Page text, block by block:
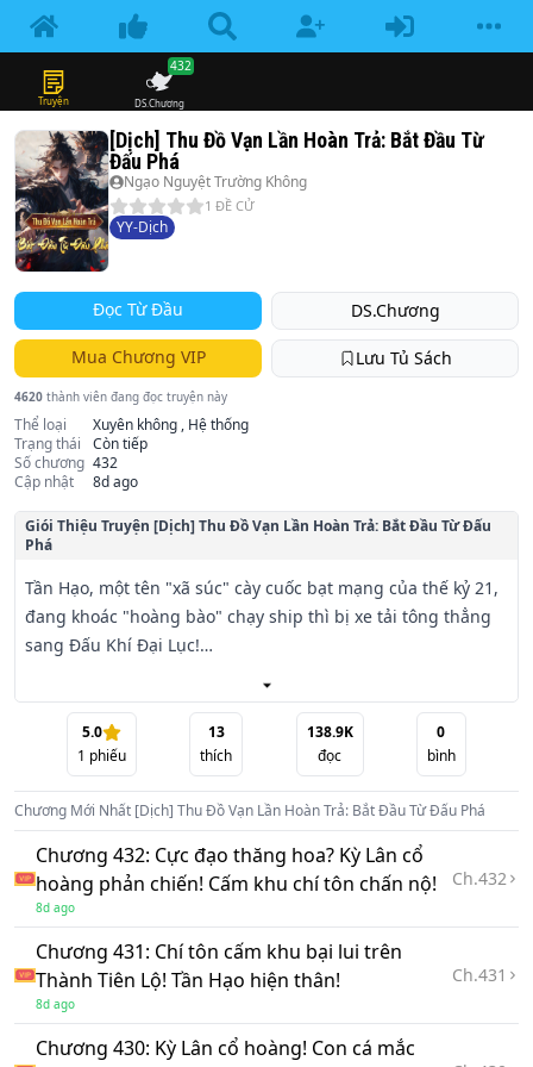
Truyện DS.Chương
432
[Dịch] Thu Đồ Vạn Lần Hoàn Trả: Bắt Đầu Từ
Đấu Phá
Ngạo Nguyệt Trường Không
1 ĐỀ CỬ
YY-Dịch
Đọc Từ Đầu DS.Chương
Mua Chương VIP Lưu Tủ Sách
4620 thành viên đang đọc truyện này
Thể loại
Xuyên không , Hệ thống
Trạng thái
Còn tiếp
Số chương 432
Cập nhật
8d ago
Giói Thiệu Truyện [Dịch] Thu Đồ Vạn Lần Hoàn Trả: Bắt Đầu Từ Đấu
Phá
Tần Hạo, một tên "xã súc" cày cuốc bạt mạng của thế kỷ 21,
đang khoác "hoàng bào" chạy ship thì bị xe tải tông thẳng
sang Đấu Khí Đại Lục!
Trở thành vị Trưởng lão trẻ tuổi nhất của nội viện Già Nam
Học Viện, hắn vô tình kích hoạt 【 Hệ thống Vạn Giới Thánh
Sư 】, chỉ cần thu nhận đồ đệ là được hệ thống hoàn trả
vật phẩm gấp vạn lần!
"Chúc mừng túc chủ thu nhận Khí Vận Chi Tử - Tiêu Viêm
làm đồ đệ. Phần thưởng: Truyền thừa Luyện Dược Sư cấp
Đế phẩm!"
"Tặng Dị hỏa Thanh Liên Địa Tâm Hỏa cho đệ tử Tiêu Viêm,
kích hoạt bạo kích hoàn trả vạn lần. Nhận được Dị hỏa mới:
Thanh Liên Tạo Hóa Hỏa!"
5.0
1 phiếu
13
thích
138.9K
đọc
0
bình
Chương Mới Nhất [Dịch] Thu Đồ Vạn Lần Hoàn Trả: Bắt Đầu Từ Đấu Phá
Chương 432: Cực đạo thăng hoa? Kỳ Lân cổ
hoàng phản chiến! Cấm khu chí tôn chấn nộ!
8d ago
Ch.432
Chương 431: Chí tôn cấm khu bại lui trên
Thành Tiên Lộ! Tần Hạo hiện thân!
8d ago
Ch.431
Chương 430: Kỳ Lân cổ hoàng! Con cá mắc